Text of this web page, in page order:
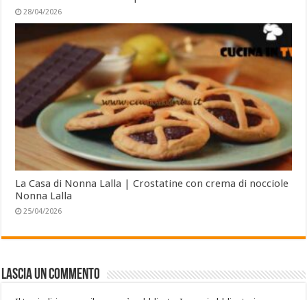
28/04/2026
La Casa di Nonna Lalla | Crostatine con crema di nocciole
Nonna Lalla
25/04/2026
Lascia un commento